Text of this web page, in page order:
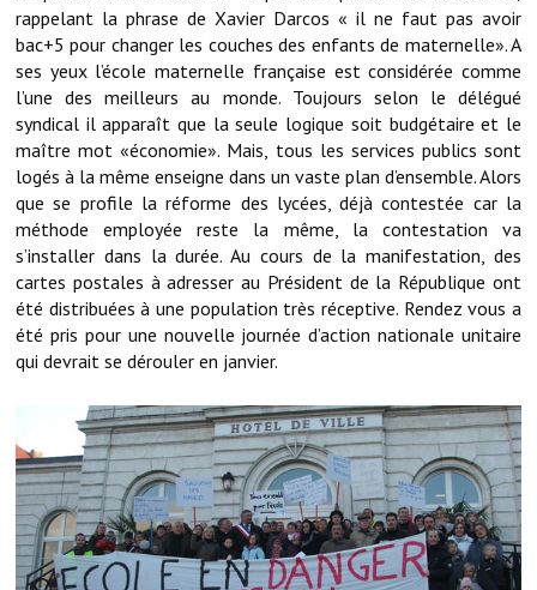
Les moyens financiers
Note de synthèse financière
Rapport d'orientation budgétaire
Actions et projets
Projets et travaux en cours
Procès verbaux des conseils municipaux
Communication
Le bulletin municipal : Fressinfo & Le Fressinois
Toutes les publications
Le village dans l'intercommunalité
Communauté de communes
Autres groupements
rappelant la phrase de Xavier Darcos « il ne faut pas avoir
bac+5 pour changer les couches des enfants de maternelle». A
ses yeux l’école maternelle française est considérée comme
l’une des meilleurs au monde. Toujours selon le délégué
syndical il apparaît que la seule logique soit budgétaire et le
maître mot «économie». Mais, tous les services publics sont
logés à la même enseigne dans un vaste plan d’ensemble. Alors
que se profile la réforme des lycées, déjà contestée car la
méthode employée reste la même, la contestation va
s’installer dans la durée. Au cours de la manifestation, des
cartes postales à adresser au Président de la République ont
été distribuées à une population très réceptive. Rendez vous a
été pris pour une nouvelle journée d’action nationale unitaire
qui devrait se dérouler en janvier.